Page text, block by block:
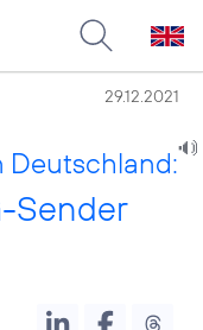
29.12.2021
Deutschland:
Sender